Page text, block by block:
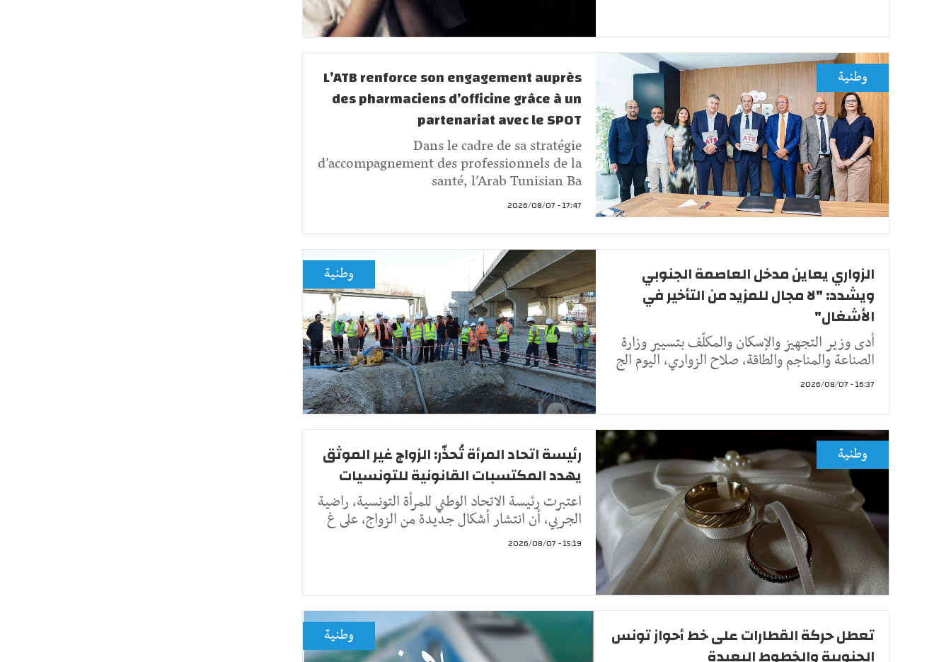
وطنية
L’ATB renforce son engagement auprès
des pharmaciens d’officine grâce à un
partenariat avec le SPOT
Dans le cadre de sa stratégie
d’accompagnement des professionnels de la
santé, l’Arab Tunisian Ba
17:47 - 2026/08/07
وطنية
الزواري يعاين مدخل العاصمة الجنوبي
ويشدد: "لا مجال للمزيد من التأخير في
الأشغال"
أدى وزير التجهيز والإسكان والمكلّف بتسيير وزارة
الصناعة والمناجم والطاقة، صلاح الزواري، اليوم الج
16:37 - 2026/08/07
وطنية
رئيسة اتحاد المرأة تُحذّر: الزواج غير الموثق
يهدد المكتسبات القانونية للتونسيات
اعتبرت رئيسة الاتحاد الوطني للمرأة التونسية، راضية
الجربي، أن انتشار أشكال جديدة من الزواج، على غ
15:19 - 2026/08/07
وطنية
تعطل حركة القطارات على خط أحواز تونس